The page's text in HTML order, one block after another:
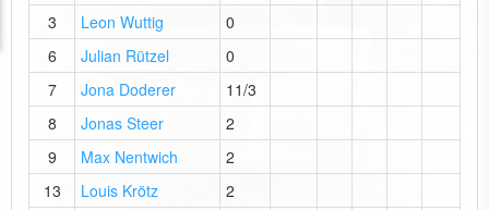
3
Leon Wuttig
0
6
Julian Rützel
0
7
Jona Doderer
11/3
8
Jonas Steer
2
9
Max Nentwich
2
13
Louis Krötz
2